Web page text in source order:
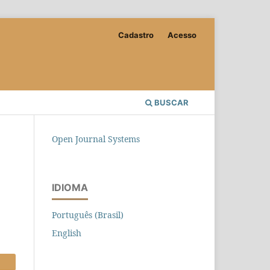
BUSCAR
Cadastro Acesso
Open Journal Systems
IDIOMA
Português (Brasil)
English